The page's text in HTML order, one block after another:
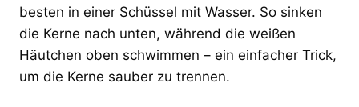
besten in einer Schüssel mit Wasser. So sinken
die Kerne nach unten, während die weißen
Häutchen oben schwimmen – ein einfacher Trick,
um die Kerne sauber zu trennen.